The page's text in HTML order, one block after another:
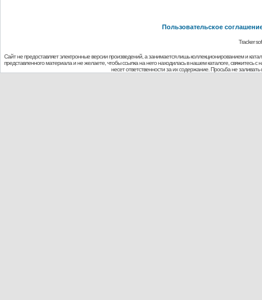
Пользовательское
Tracker
Сайт не предоставляет электронные версии произведений, а занимается лишь коллекционированием и
представленного материала и не желаете, чтобы ссылка на него находилась в нашем каталоге,
несет ответственности за их содержание. Просьба не